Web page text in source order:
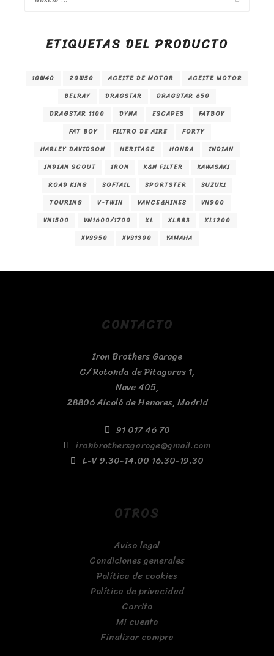
ETIQUETAS DEL PRODUCTO
10W40 20W50 ACEITE DE MOTOR
ACEITE MOTOR
BELRAY
DRAGSTAR
DRAGSTAR 650
DRAGSTAR 1100
DYNA ESCAPES
FATBOY
FAT BOY
FILTRO DE AIRE
FORTY
HARLEY DAVIDSON
HERITAGE HONDA
INDIAN
INDIAN SCOUT
IRON K&N FILTER
KAWASAKI
ROAD KING
SOFTAIL SPORTSTER
SUZUKI
TOURING
V-TWIN VANCE&HINES
VN900
VN1500
VN1600/1700 XL XL883
XL1200
XVS950
XVS1300 YAMAHA
CONTACTO
Iron Brothers Garage
C/ Rotonda de Pitagoras 1,
Nave 405,
28806 Alcalá de Henares, Madrid
91 017 46 70
ironbrothersgarage@gmail.com
L-V 9.30-14.00 16.30-19.30
OTROS
Aviso legal
Condiciones generales
Política de cookies
Política de privacidad
Carrito
Mi cuenta
Finalizar compra